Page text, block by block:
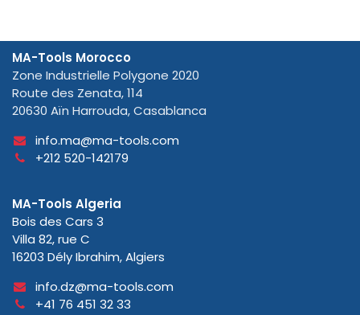
MA-Tools Morocco
Zone Industrielle Polygone 2020
Route des Zenata, 114
20630 Aïn Harrouda, Casablanca
info.ma@ma-tools.com
+212 520-142179
MA-Tools Algeria
Bois des Cars 3
Villa 82, rue C
16203 Dély Ibrahim, Algiers
info.dz@ma-tools.com
+41 76 451 32 33